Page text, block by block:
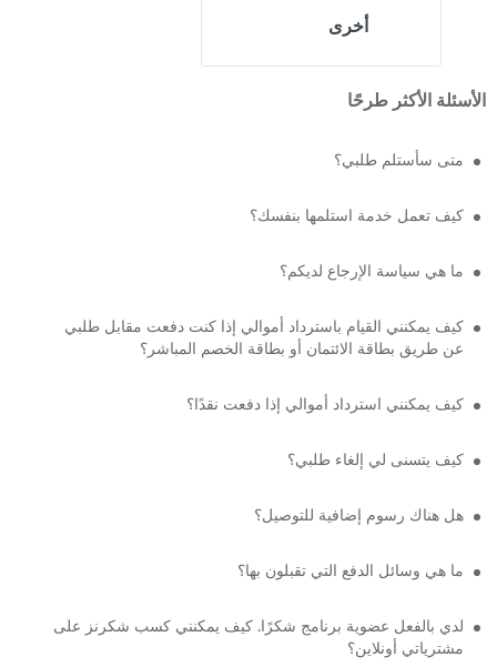
أخرى
الأسئلة الأكثر طرحًا
متى سأستلم طلبي؟
كيف تعمل خدمة استلمها بنفسك؟
ما هي سياسة الإرجاع لديكم؟
كيف يمكنني القيام باسترداد أموالي إذا كنت دفعت مقابل طلبي
عن طريق بطاقة الائتمان أو بطاقة الخصم المباشر؟
كيف يمكنني استرداد أموالي إذا دفعت نقدًا؟
كيف يتسنى لي إلغاء طلبي؟
هل هناك رسوم إضافية للتوصيل؟
ما هي وسائل الدفع التي تقبلون بها؟
لدي بالفعل عضوية برنامج شكرًا. كيف يمكنني كسب شكرنز على
مشترياتي أونلاين؟